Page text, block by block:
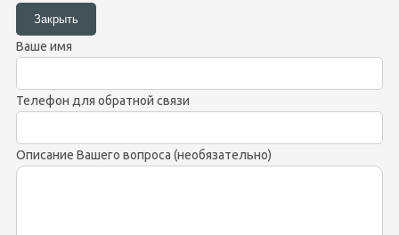
Ваше имя
Телефон для обратной связи
Описание Вашего вопроса (необязательно)